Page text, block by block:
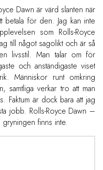
Dawn är värd slanten när
betala för den. Jag kan inte
som Rolls-Royce
till något sagolikt och är så
livsstil. Man talar om för
och anständigaste viset
Människor runt omkring
samtliga verkar tro att man
Faktum är dock bara att jag
jobb. Rolls-Royce Dawn –
finns inte.